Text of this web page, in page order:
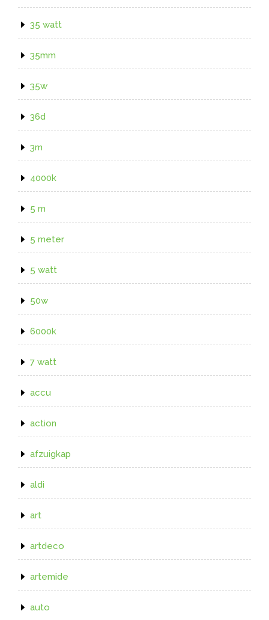
35 watt
35mm
35w
36d
3m
4000k
5 m
5 meter
5 watt
50w
6000k
7 watt
accu
action
afzuigkap
aldi
art
artdeco
artemide
auto